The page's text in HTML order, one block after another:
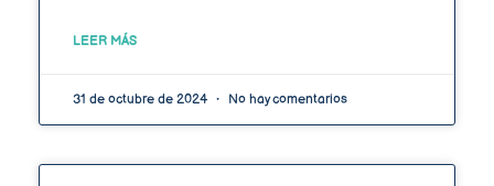
LEER MÁS
31 de octubre de 2024 No hay comentarios